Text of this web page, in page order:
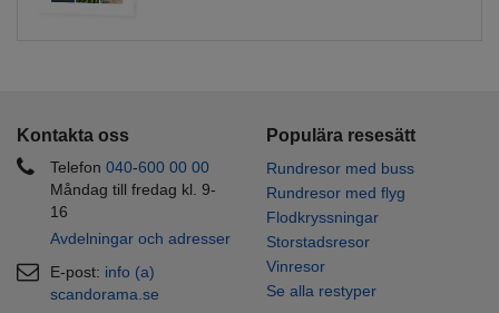
Kontakta oss
Telefon 040-600 00 00
Måndag till fredag kl. 9-
16
Avdelningar och adresser
E-post: info (a)
scandorama.se
Populära resesätt
Rundresor med buss
Rundresor med flyg
Flodkryssningar
Storstadsresor
Vinresor
Se alla restyper